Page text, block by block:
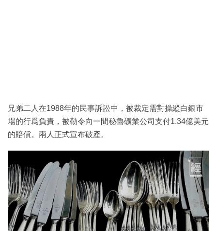
兄弟二人在1988年的民事訴訟中，被裁定需對操縱白銀市
場的行爲負責，被勒令向一間秘魯礦業公司支付1.34億美元
的賠償。兩人正式宣布破產。